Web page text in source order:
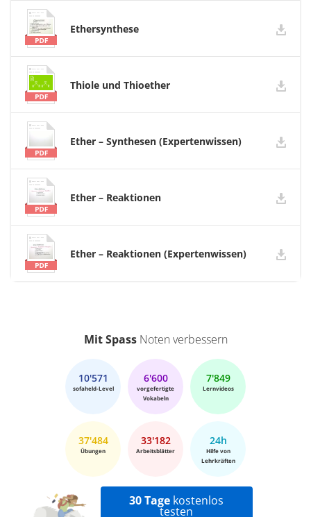
Ethersynthese
Thiole und Thioether
Ether – Synthesen (Expertenwissen)
Ether – Reaktionen
Ether – Reaktionen (Expertenwissen)
Mit SpassNoten verbessern
10'571
sofaheld-Level
6'600
vorgefertigte
Vokabeln
7'849
Lernvideos
37'484
Übungen
33'182
Arbeitsblätter
24h
Hilfe von
Lehrkräften
30 Tage kostenlos
testen